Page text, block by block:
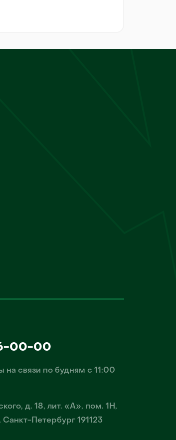
00-00
на связи по будням с 11:00
д. 18, лит. «А», пом. 1Н,
Петербург 191123